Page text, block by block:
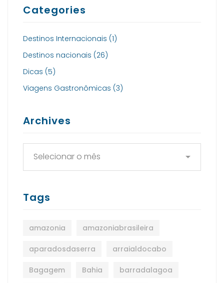
Categories
Destinos Internacionais (1)
Destinos nacionais (26)
Dicas (5)
Viagens Gastronômicas (3)
Archives
Tags
amazonia amazoniabrasileira
aparadosdaserra arraialdocabo
Bagagem Bahia barradalagoa